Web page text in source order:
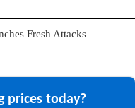
Fresh Attacks
prices today?